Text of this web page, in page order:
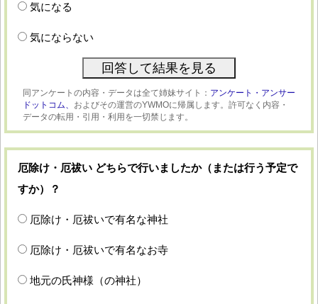
気になる
気にならない
同アンケートの内容・データは全て姉妹サイト： アンケート・アンサー
ドットコム、 およびその運営のYWMOに帰属します。許可なく内容・
データの転用・引用・利用を一切禁じます。
厄除け・厄祓い どちらで行いましたか（または行う予定で
すか）？
厄除け・厄祓いで有名な神社
厄除け・厄祓いで有名なお寺
地元の氏神様（の神社）